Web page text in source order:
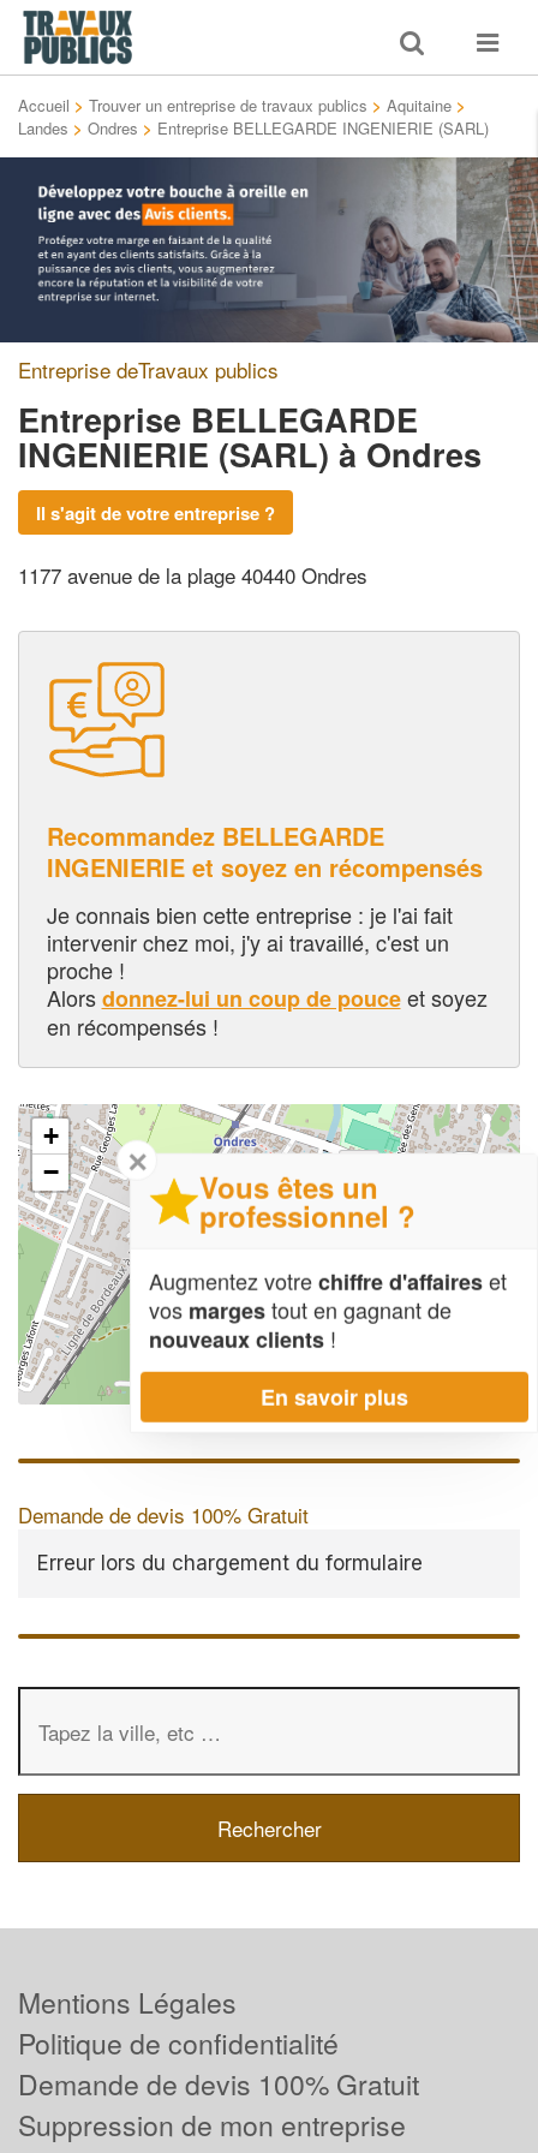
Toggle
search
Toggle
Accueil > Trouver un entreprise de travaux publics > Aquitaine >
Landes > Ondres > Entreprise BELLEGARDE INGENIERIE (SARL)
Entreprise deTravaux publics
Entreprise BELLEGARDE
INGENIERIE (SARL) à Ondres
Il s'agit de votre entreprise ?
1177 avenue de la plage 40440 Ondres
Recommandez BELLEGARDE
INGENIERIE et soyez en récompensés
Je connais bien cette entreprise : je l'ai fait
intervenir chez moi, j'y ai travaillé, c'est un
proche !
Alorsdonnez-lui un coup de pouceet soyez
en récompensés !
+
−
| Map data ©OpenStreetMap contributors,
Demande de devis 100% Gratuit
Erreur lors du chargement du formulaire
✕
Vous êtes un
professionnel ?
Augmentez votrechiffre d'affaireset
vos margestout en gagnant de
nouveaux clients !
En savoir plus
Mentions Légales
Politique de confidentialité
Demande de devis 100% Gratuit
Suppression de mon entreprise